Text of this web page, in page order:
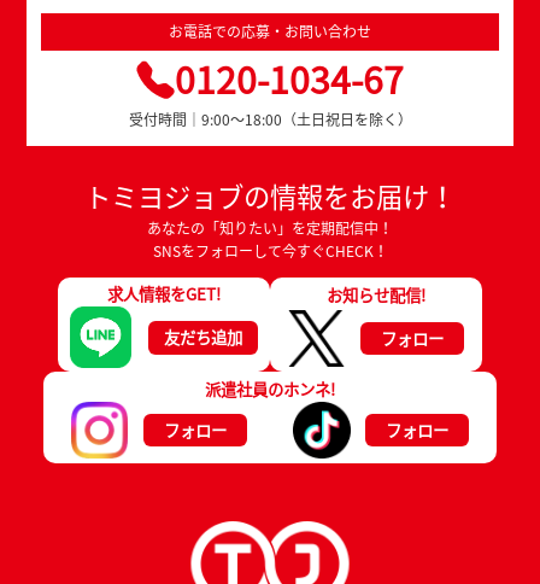
お電話での応募・お問い合わせ
0120-1034-67
受付時間｜9:00～18:00（土日祝日を除く）
トミヨジョブの情報をお届け！
あなたの「知りたい」を定期配信中！
SNSをフォローして今すぐCHECK！
求人情報をGET!
友だち追加
お知らせ配信!
フォロー
派遣社員のホンネ!
フォロー
フォロー